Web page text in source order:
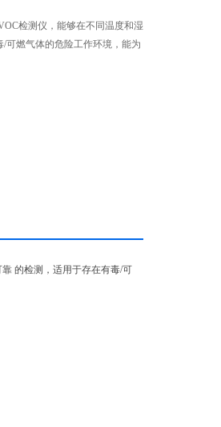
检测仪，能够在不同温度和湿
可燃气体的危险工作环境，能为
的检测，适用于存在有毒/可